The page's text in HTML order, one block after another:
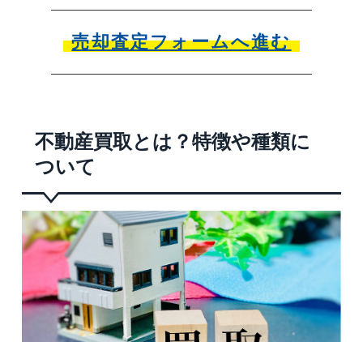
売却査定フォームへ進む
不動産買取とは？特徴や種類に
ついて